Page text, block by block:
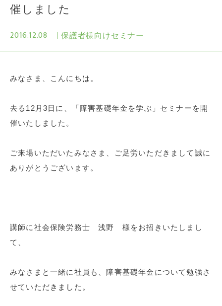
催しました
2016.12.08 保護者様向けセミナー
みなさま、こんにちは。
去る12月3日に、「障害基礎年金を学ぶ」セミナーを開
催いたしました。
ご来場いただいたみなさま、ご足労いただきまして誠に
ありがとうございます。
講師に社会保険労務士 浅野 様をお招きいたしまし
て、
みなさまと一緒に社員も、障害基礎年金について勉強さ
せていただきました。